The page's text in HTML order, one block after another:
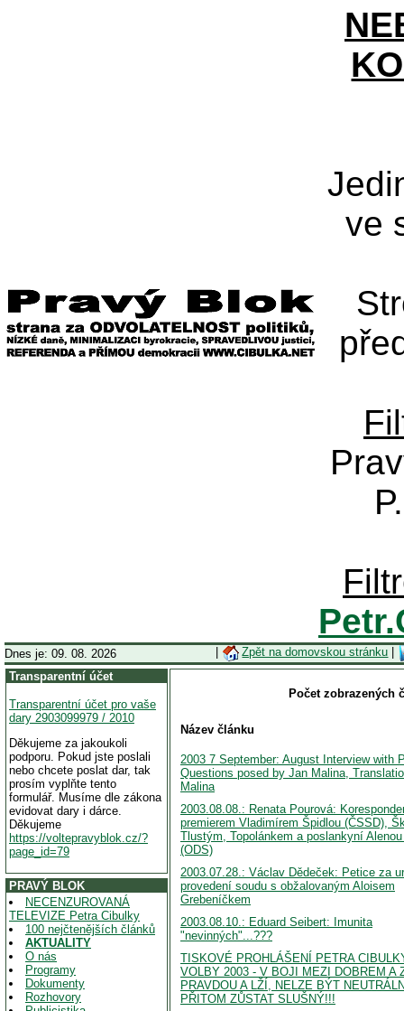
ve
Dnes je: 09. 08. 2026 Zpět na domovskou stránku
Transparentní účet
Transparentní účet pro vaše
dary 2903099979 / 2010
Děkujeme za jakoukoli
podporu. Pokud jste poslali
nebo chcete poslat dar, tak
prosím vyplňte tento
formulář. Musíme dle zákona
evidovat dary i dárce.
Děkujeme
https://voltepravyblok.cz/?
page_id=79
PRAVÝ BLOK
NECENZUROVANÁ
TELEVIZE Petra Cibulky
100 nejčtenějších článků
AKTUALITY
O nás
Programy
Dokumenty
Rozhovory
Počet zobrazených
Název článku
2003 7 September: August Interview with
Questions posed by Jan Malina,
Malina
2003.08.08.: Renata Pourová:
premierem Vladimírem Špidlou (ČSSD),
Tlustým, Topolánkem a poslankyní
(ODS)
2003.07.28.: Václav Dědeček: Petice za
provedení soudu s obžalovaným Aloisem
Grebeníčkem
2003.08.10.: Eduard Seibert: Imunita
"nevinných"...???
TISKOVÉ PROHLÁŠENÍ PETRA
VOLBY 2003 - V BOJI MEZI DOBREM A
PRAVDOU A LŽÍ, NELZE BÝT
PŘITOM ZŮSTAT SLUŠNÝ!!!